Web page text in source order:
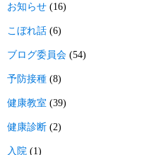
お知らせ (16)
こぼれ話 (6)
ブログ委員会 (54)
予防接種 (8)
健康教室 (39)
健康診断 (2)
入院 (1)